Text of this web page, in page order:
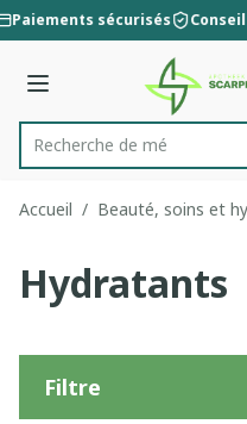
Aller au contenu
1 de 1
sécurisés Conseil
Menu
Rechercher
R
Accueil / Beauté, soins et
Hydratants
Filtre